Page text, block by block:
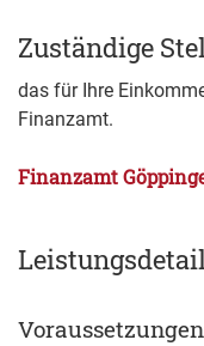
Zuständige
das für Ihre
Finanzamt.
Finanzamt
Voraussetzungen